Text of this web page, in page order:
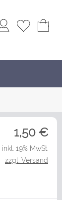
1,50 €
inkl. 19% MwSt.
zzgl. Versand